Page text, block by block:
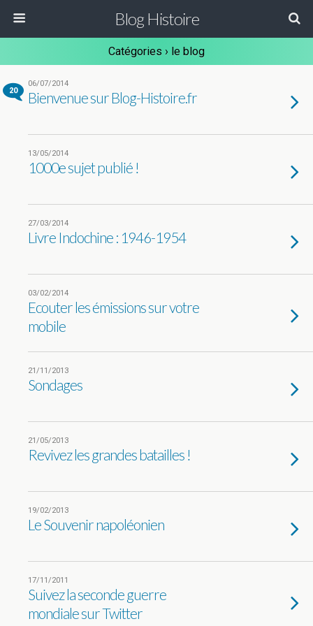
Blog Histoire
Catégories › le blog
20
06/07/2014
Bienvenue sur Blog-Histoire.fr
13/05/2014
1000e sujet publié !
27/03/2014
Livre Indochine : 1946-1954
03/02/2014
Ecouter les émissions sur votre
mobile
21/11/2013
Sondages
21/05/2013
Revivez les grandes batailles !
19/02/2013
Le Souvenir napoléonien
17/11/2011
Suivez la seconde guerre
mondiale sur Twitter